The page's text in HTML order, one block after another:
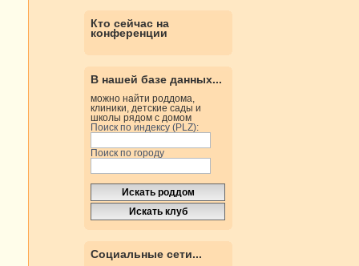
Кто сейчас на
конференции
В нашей базе данных...
можно найти роддома,
клиники, детские сады и
школы рядом с домом
Поиск по индексу (PLZ):
Поиск по городу
Социальные сети...